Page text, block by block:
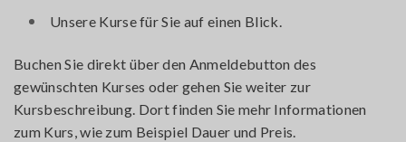
Unsere Kurse für Sie auf einen Blick.
Buchen Sie direkt über den Anmeldebutton des
gewünschten Kurses oder gehen Sie weiter zur
Kursbeschreibung. Dort finden Sie mehr Informationen
zum Kurs, wie zum Beispiel Dauer und Preis.